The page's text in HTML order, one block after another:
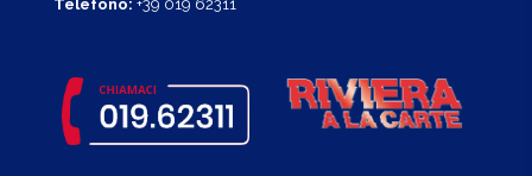
Telefono: +39 019 62311